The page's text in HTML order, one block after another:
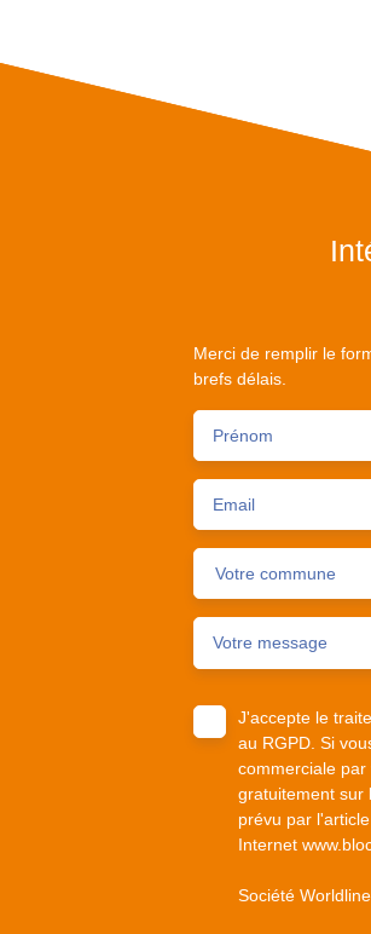
Merci de remplir le
brefs délais.
Prénom
Email
Votre commune
Votre message
J'accepte le
au RGPD. Si
commerciale
gratuitement sur
prévu par
Internet
Société